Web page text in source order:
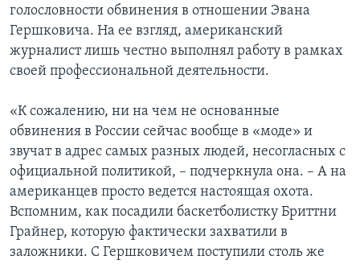
голословности обвинения в отношении Эвана
Гершковича. На ее взгляд, американский
журналист лишь честно выполнял работу в рамках
своей профессиональной деятельности.
«К сожалению, ни на чем не основанные
обвинения в России сейчас вообще в «моде» и
звучат в адрес самых разных людей, несогласных с
официальной политикой, – подчеркнула она. – А на
американцев просто ведется настоящая охота.
Вспомним, как посадили баскетболистку Бриттни
Грайнер, которую фактически захватили в
заложники. С Гершковичем поступили столь же